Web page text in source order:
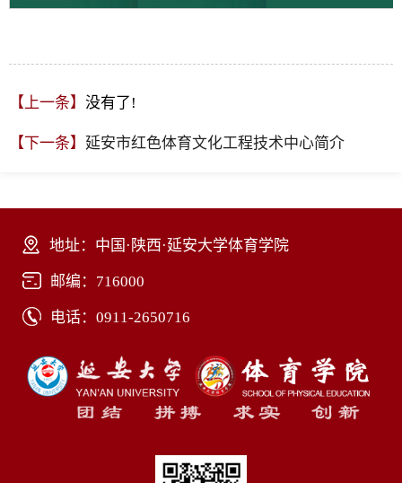
【上一条】 没有了!
【下一条】 延安市红色体育文化工程技术中心简介
地址：中国·陕西·延安大学体育学院
邮编：716000
电话：0911-2650716